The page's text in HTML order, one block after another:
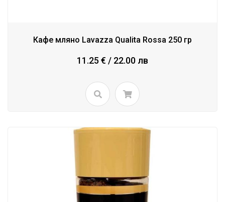
Кафе мляно Lavazza Qualita Rossa 250 гр
11.25 € / 22.00 лв